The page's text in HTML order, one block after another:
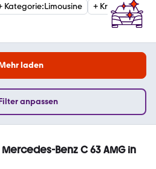
Kategorie:Limousine + Kraftstoffart
laden
anpassen
Benz C 63 AMG in